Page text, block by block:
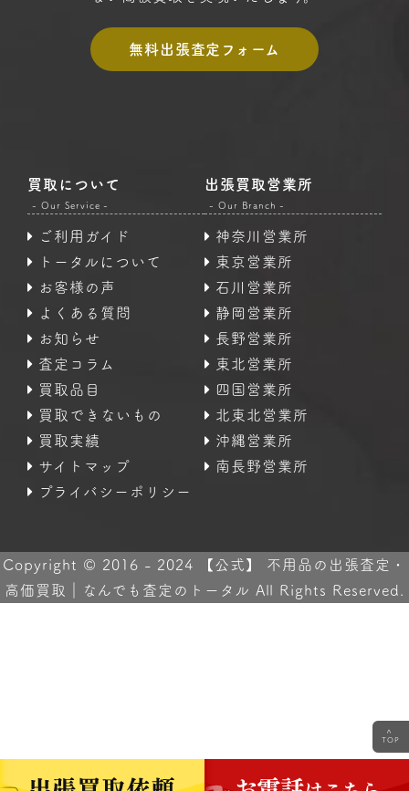
無料出張査定フォーム
買取について
- Our Service -
ご利用ガイド
トータルについて
お客様の声
よくある質問
お知らせ
査定コラム
買取品目
買取できないもの
買取実績
サイトマップ
プライバシーポリシー
出張買取営業所
- Our Branch -
神奈川営業所
東京営業所
石川営業所
静岡営業所
長野営業所
東北営業所
四国営業所
北東北営業所
沖縄営業所
南長野営業所
Copyright © 2016 - 2024 【公式】 不用品の出張査定・
高価買取｜なんでも査定のトータル All Rights Reserved.
<
TOP